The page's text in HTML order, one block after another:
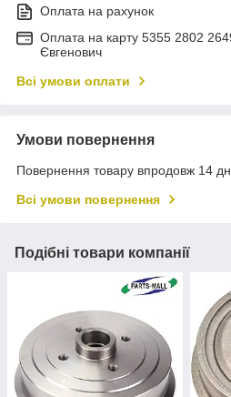
Оплата на рахунок
Оплата на карту 5355 2802
Євгенович
Всі умови оплати
Умови повернення
Повернення товару впродовж 14
Всі умови повернення
Подібні товари компанії